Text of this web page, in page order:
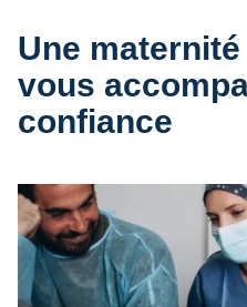
Une
vous
confiance